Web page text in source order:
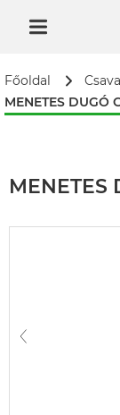
Főoldal
MENETES DUGÓ
MENETES